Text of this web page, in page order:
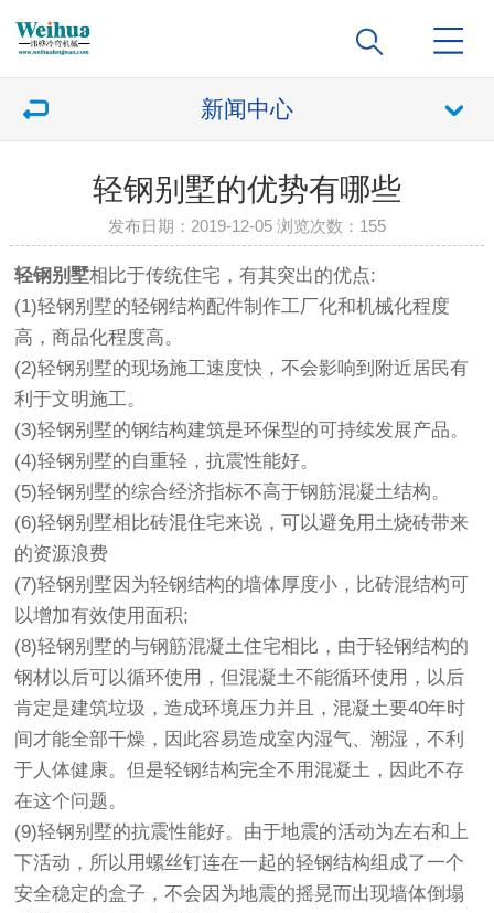
新闻中心
轻钢别墅的优势有哪些
发布日期：2019-12-05 浏览次数： 155
轻钢别墅相比于传统住宅，有其突出的优点:
(1)轻钢别墅的轻钢结构配件制作工厂化和机械化程度
高，商品化程度高。
(2)轻钢别墅的现场施工速度快，不会影响到附近居民有
利于文明施工。
(3)轻钢别墅的钢结构建筑是环保型的可持续发展产品。
(4)轻钢别墅的自重轻，抗震性能好。
(5)轻钢别墅的综合经济指标不高于钢筋混凝土结构。
(6)轻钢别墅相比砖混住宅来说，可以避免用土烧砖带来
的资源浪费
(7)轻钢别墅因为轻钢结构的墙体厚度小，比砖混结构可
以增加有效使用面积;
(8)轻钢别墅的与钢筋混凝土住宅相比，由于轻钢结构的
钢材以后可以循环使用，但混凝土不能循环使用，以后
肯定是建筑垃圾，造成环境压力并且，混凝土要40年时
间才能全部干燥，因此容易造成室内湿气、潮湿，不利
于人体健康。但是轻钢结构完全不用混凝土，因此不存
在这个问题。
(9)轻钢别墅的抗震性能好。由于地震的活动为左右和上
下活动，所以用螺丝钉连在一起的轻钢结构组成了一个
安全稳定的盒子，不会因为地震的摇晃而出现墙体倒塌